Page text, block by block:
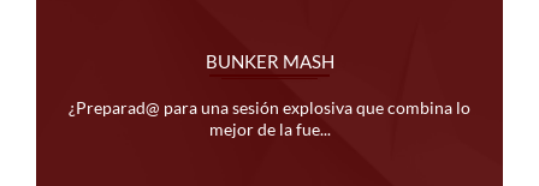
BUNKER MASH
¿Preparad@ para una sesión explosiva que combina lo
mejor de la fue...